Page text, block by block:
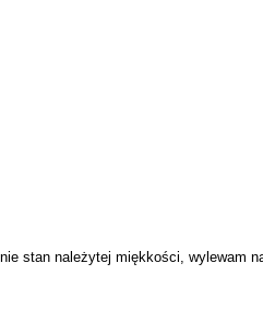
stan należytej miękkości, wylewam